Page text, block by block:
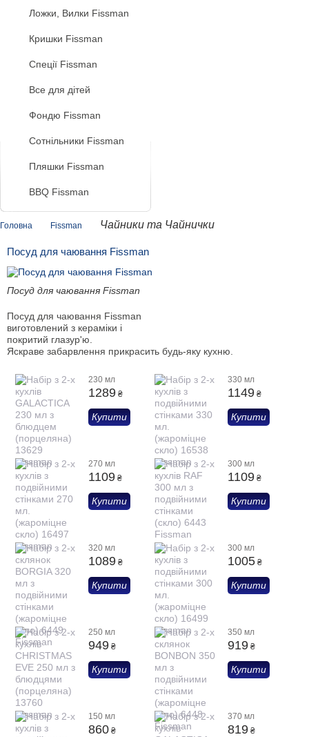
Ложки, Вилки Fissman
Кришки Fissman
Спеції Fissman
Все для дітей
Фондю Fissman
Сотнільники Fissman
Пляшки Fissman
BBQ Fissman
Головна Fissman Чайники та Чайнички
Посуд для чаювання Fissman
Посуд для чаювання Fissman
Посуд для чаювання Fissman
виготовлений з кераміки і
покритий глазур'ю.
Яскраве забарвлення прикрасить будь-яку кухню.
230 мл
1289 ₴
Купити
330 мл
1149 ₴
Купити
270 мл
1109 ₴
Купити
300 мл
1109 ₴
Купити
320 мл
1089 ₴
Купити
300 мл
1005 ₴
Купити
250 мл
949 ₴
Купити
350 мл
919 ₴
Купити
150 мл
860 ₴
370 мл
819 ₴